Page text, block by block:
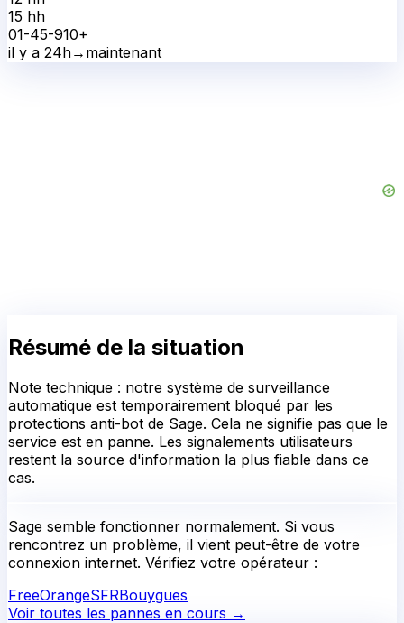
15 hh
01-45-910+
il y a 24h→ maintenant
Résumé de la situation
Note technique : notre système de surveillance
automatique est temporairement bloqué par les
protections anti-bot de Sage. Cela ne signifie pas que le
service est en panne. Les signalements utilisateurs
restent la source d'information la plus fiable dans ce
cas.
Sage semble fonctionner normalement. Si vous
rencontrez un problème, il vient peut-être de votre
connexion internet. Vérifiez votre opérateur :
FreeOrangeSFRBouygues
Voir toutes les pannes en cours →